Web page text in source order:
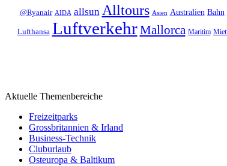
@Ryanair AIDA allsun Alltours Asien Australien Bahn
Lufthansa LuftverkehrMallorca Maritim
Aktuelle Themenbereiche
Freizeitparks
Grossbritannien & Irland
Business-Technik
Cluburlaub
Osteuropa & Baltikum